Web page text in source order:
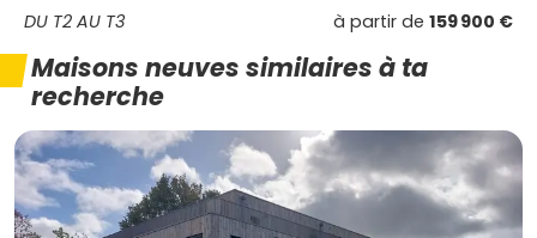
DU T2 AU T3
à partir de 159 900 €
Maisons neuves similaires à ta
recherche